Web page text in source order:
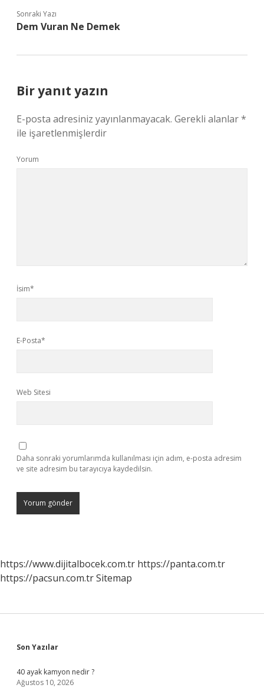
Sonraki Yazı
Dem Vuran Ne Demek
Bir yanıt yazın
E-posta adresiniz yayınlanmayacak. Gerekli alanlar*
ile işaretlenmişlerdir
Yorum
İsim*
E-Posta*
Web Sitesi
Daha sonraki yorumlarımda kullanılması için adım, e-posta adresim
ve site adresim bu tarayıcıya kaydedilsin.
https://www.dijitalbocek.com.tr https://panta.com.tr
https://pacsun.com.trSitemap
Sidebar
Son Yazılar
40 ayak kamyon nedir ?
Ağustos 10, 2026